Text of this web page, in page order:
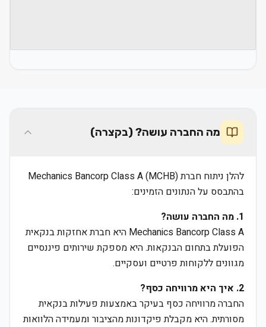
מה החברה עושה? (בקצרה)
להלן ניתוח חברת Mechanics Bancorp Class A (MCHB)
בהתבסס על הנתונים הזמינים:
1. מה החברה עושה?
Mechanics Bancorp Class A היא חברת אחזקות בנקאית
הפועלת בתחום הבנקאות. היא מספקת שירותים פיננסיים
מגוונים ללקוחות פרטיים ועסקיים.
2. איך היא מרוויחה כסף?
החברה מרוויחה כסף בעיקר באמצעות פעילות בנקאית
מסורתית. היא מקבלת פיקדונות מהציבור ומעמידה הלוואות